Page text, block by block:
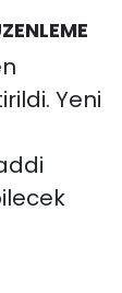
Yeni